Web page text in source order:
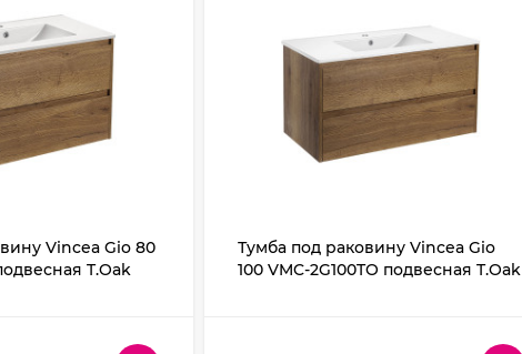
Vincea Gio 80
T.Oak
Тумба под раковину Vincea Gio
100 VMC-2G100TO подвесная T.Oak